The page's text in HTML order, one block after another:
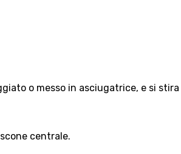
o messo in asciugatrice, e si stira
centrale.